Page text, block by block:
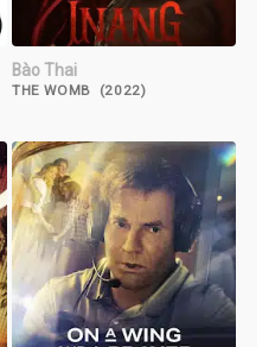
Bào Thai
THE WOMB (2022)